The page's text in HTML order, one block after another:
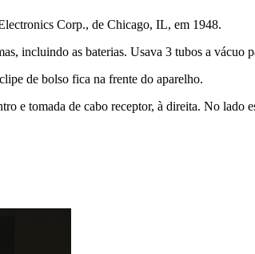
Corp., de Chicago, IL, em 1948.
incluindo as baterias. Usava 3 tubos a vácuo
de bolso fica na frente do aparelho.
e tomada de cabo receptor, à direita. No